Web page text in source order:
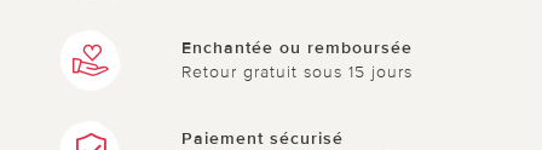
Enchantée ou remboursée
Retour gratuit sous 15 jours
Paiement sécurisé